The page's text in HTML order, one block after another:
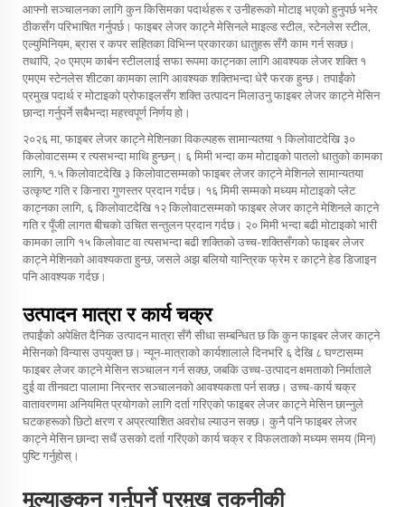
आफ्नो सञ्चालनका लागि कुन किसिमका पदार्थहरू र उनीहरूको मोटाइ भएको हुनुपर्छ भनेर
ठीकसँग परिभाषित गर्नुपर्छ। फाइबर लेजर काट्ने मेसिनले माइल्ड स्टील, स्टेनलेस स्टील,
एल्युमिनियम, ब्रास र कपर सहितका विभिन्न प्रकारका धातुहरू सँगै काम गर्न सक्छ।
तथापि, २० एमएम कार्बन स्टीललाई सफा रूपमा काट्नका लागि आवश्यक लेजर शक्ति १
एमएम स्टेनलेस शीटका कामका लागि आवश्यक शक्तिभन्दा धेरै फरक हुन्छ। तपाईंको
प्रमुख पदार्थ र मोटाइको प्रोफाइलसँग शक्ति उत्पादन मिलाउनु फाइबर लेजर काट्ने मेसिन
छान्दा गर्नुपर्ने सबैभन्दा महत्त्वपूर्ण निर्णय हो।
२०२६ मा, फाइबर लेजर काट्ने मेशिनका विकल्पहरू सामान्यतया १ किलोवाटदेखि ३०
किलोवाटसम्म र त्यसभन्दा माथि हुन्छन्। ६ मिमी भन्दा कम मोटाइको पातलो धातुको कामका
लागि, १.५ किलोवाटदेखि ३ किलोवाटसम्मको फाइबर लेजर काट्ने मेशिनले सामान्यतया
उत्कृष्ट गति र किनारा गुणस्तर प्रदान गर्दछ। १६ मिमी सम्मको मध्यम मोटाइको प्लेट
काट्नका लागि, ६ किलोवाटदेखि १२ किलोवाटसम्मको फाइबर लेजर काट्ने मेशिनले काट्ने
गति र पूँजी लागत बीचको उचित सन्तुलन प्रदान गर्दछ। २० मिमी भन्दा बढी मोटाइको भारी
कामका लागि १५ किलोवाट वा त्यसभन्दा बढी शक्तिको उच्च-शक्तिसँगको फाइबर लेजर
काट्ने मेशिनको आवश्यकता हुन्छ, जसले अझ बलियो यान्त्रिक फ्रेम र काट्ने हेड डिजाइन
पनि आवश्यक गर्दछ।
उत्पादन मात्रा र कार्य चक्र
तपाईंको अपेक्षित दैनिक उत्पादन मात्रा सँगै सीधा सम्बन्धित छ कि कुन फाइबर लेजर काट्ने
मेसिनको विन्यास उपयुक्त छ। न्यून-मात्राको कार्यशालाले दिनभरि ६ देखि ८ घण्टासम्म
फाइबर लेजर काट्ने मेसिन सञ्चालन गर्न सक्छ, जबकि उच्च-उत्पादन क्षमताको निर्माताले
दुई वा तीनवटा पालामा निरन्तर सञ्चालनको आवश्यकता पर्न सक्छ। उच्च-कार्य चक्र
वातावरणमा अनियमित प्रयोगको लागि दर्ता गरिएको फाइबर लेजर काट्ने मेसिन छान्नुले
घटकहरूको छिटो क्षरण र अप्रत्याशित अवरोध ल्याउन सक्छ। कुनै पनि फाइबर लेजर
काट्ने मेसिन छान्दा सधैं उसको दर्ता गरिएको कार्य चक्र र विफलताको मध्यम समय (मिन)
पुष्टि गर्नुहोस्।
मूल्याङ्कन गर्नुपर्ने प्रमुख तकनीकी